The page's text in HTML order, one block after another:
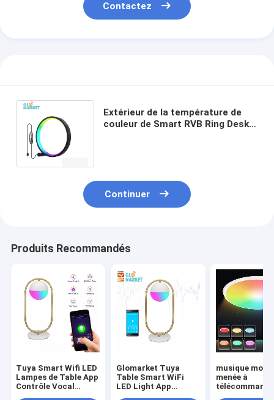
Contactez
Extérieur de la température de
couleur de Smart RVB Ring Desk
Continuer
Produits Recommandés
Tuya Smart Wifi LED
Lampes de Table App
Contrôle Vocal
Glomarket Tuya
Table Smart WiFi
LED Light App
musique
menée à
télécommande